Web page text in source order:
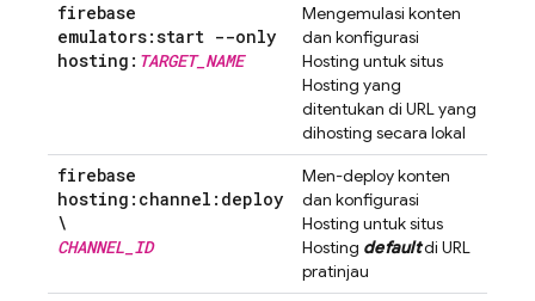
firebase
emulators:start --only
hosting: TARGET_ NAME
Mengemulasi konten
dan konfigurasi
Hosting untuk situs
Hosting yang
ditentukan di URL yang
dihosting secara lokal
firebase
hosting:channel:deploy
\
CHANNEL ID
Men-deploy konten
dan konfigurasi
Hosting untuk situs
Hosting defaultdi URL
pratinjau